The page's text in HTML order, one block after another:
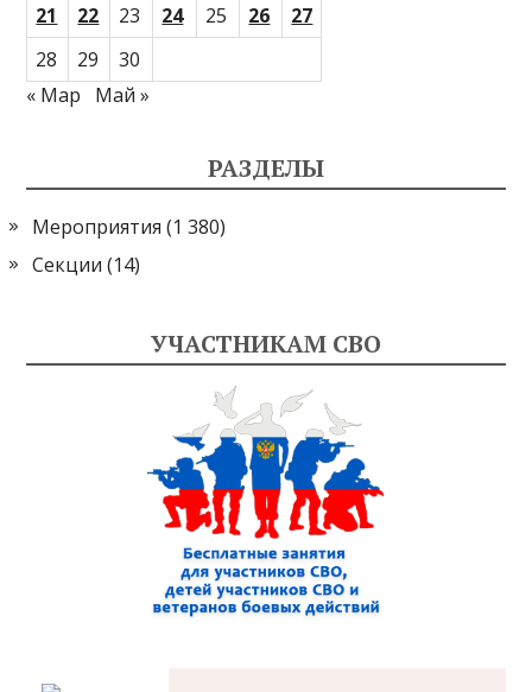
21
22 23 24 25 26
27
28
29
30
« Мар
Май »
РАЗДЕЛЫ
Мероприятия (1 380)
Секции (14)
УЧАСТНИКАМ СВО